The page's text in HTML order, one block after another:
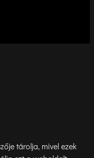
tárolja, mivel ezek